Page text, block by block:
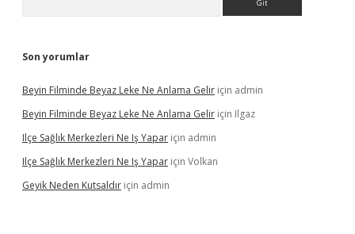
Son yorumlar
Beyin Filminde Beyaz Leke Ne Anlama Gelir için admin
Beyin Filminde Beyaz Leke Ne Anlama Gelir için Ilgaz
Ilçe Sağlık Merkezleri Ne Iş Yapar için admin
Ilçe Sağlık Merkezleri Ne Iş Yapar için Volkan
Geyik Neden Kutsaldır için admin